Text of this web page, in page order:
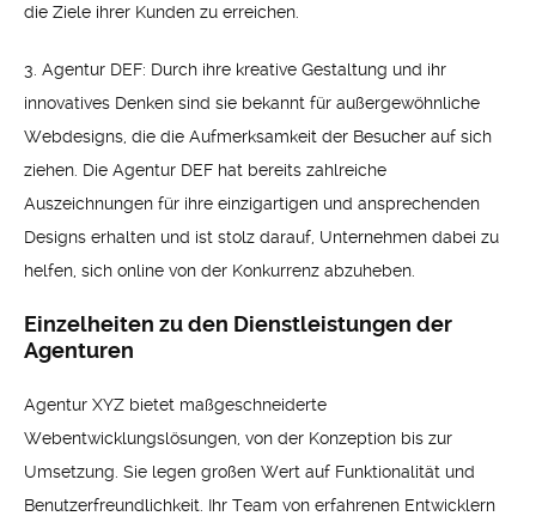
die Ziele ihrer Kunden zu erreichen.
3. Agentur DEF: Durch ihre kreative Gestaltung und ihr
innovatives Denken sind sie bekannt für außergewöhnliche
Webdesigns, die die Aufmerksamkeit der Besucher auf sich
ziehen. Die Agentur DEF hat bereits zahlreiche
Auszeichnungen für ihre einzigartigen und ansprechenden
Designs erhalten und ist stolz darauf, Unternehmen dabei zu
helfen, sich online von der Konkurrenz abzuheben.
Einzelheiten zu den Dienstleistungen der
Agenturen
Agentur XYZ bietet maßgeschneiderte
Webentwicklungslösungen, von der Konzeption bis zur
Umsetzung. Sie legen großen Wert auf Funktionalität und
Benutzerfreundlichkeit. Ihr Team von erfahrenen Entwicklern